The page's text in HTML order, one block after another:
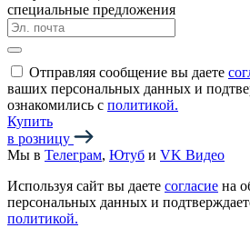
специальные предложения
Отправляя сообщение вы даете
ваших персональных данных и
ознакомились с политикой.
Купить
в розницу
Мы в Телеграм, Ютуб и VK Видео
Используя сайт вы даете согласие на
персональных данных и
политикой.